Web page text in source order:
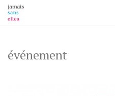
content
événement